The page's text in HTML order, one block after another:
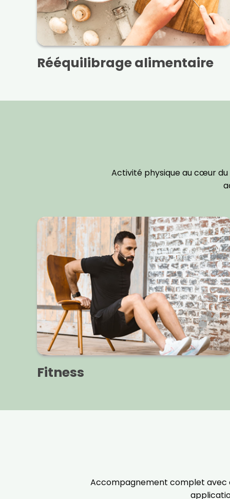
Rééquilibrage alimentaire
Activité physique au cœur du
Fitness
Accompagnement complet avec